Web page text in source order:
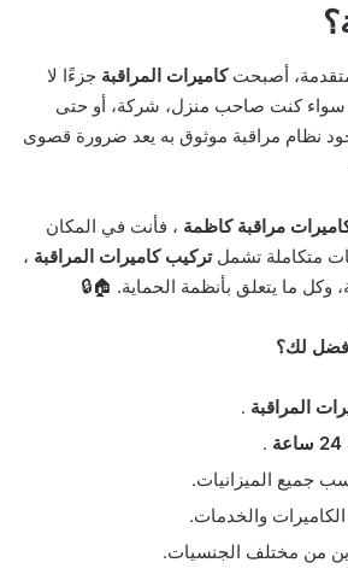
أصبحتكاميرات المراقبة جزءًا لا
سواء كنت صاحب منزل، شركة، أو حتى
نظام مراقبة موثوق به يعد ضرورة قصوى
مراقبة كاظمة ، فأنت في المكان
متكاملة تشملتركيب كاميرات المراقبة ،
وكل ما يتعلق بأنظمة الحماية. 🏠🔒
لك؟
المراقبة .
24 ساعة
.
جميع الميزانيات.
والخدمات.
من مختلف الجنسيات.